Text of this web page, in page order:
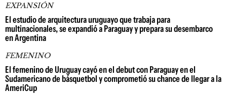
EXPANSIÓN
El estudio de arquitectura uruguayo que trabaja para
multinacionales, se expandió a Paraguay y prepara su desembarco
en Argentina
FEMENINO
El femenino de Uruguay cayó en el debut con Paraguay en el
Sudamericano de básquetbol y comprometió su chance de llegar a la
AmeriCup